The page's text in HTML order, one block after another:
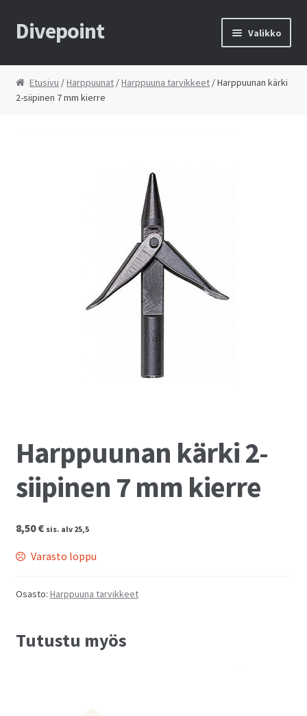
Siirry
navigointiin
Siirry
sisältöön
Divepoint Valikko
Etusivu
Tietosuojaseloste
Etusivu /Harppuunat /Harppuuna tarvikkeet / Harppuunan kärki
2-siipinen 7 mm kierre
Harppuunan kärki 2-
siipinen 7 mm kierre
8,50€ sis. alv 25,5
Varasto loppu
Osasto: Harppuuna tarvikkeet
Tutustu myös